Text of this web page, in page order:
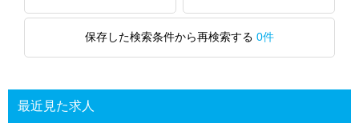
保存した検索条件から再検索する 0件
最近見た求人